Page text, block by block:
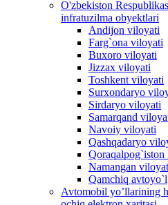
O'zbekiston
infratuzilma obyektlari
Andijon viloyati
Farg`ona viloyati
Buxoro viloyati
Jizzax viloyati
Toshkent viloyati
Surxondaryo
Sirdaryo viloyati
Samarqand
Navoiy viloyati
Qashqadaryo
Qoraqalpog`iston
Namangan
Qamchiq avtoyo`l
Avtomobil yo’llarining